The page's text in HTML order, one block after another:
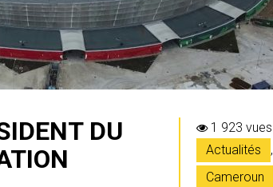
DU
1 923 vues
Actualités
,
Cameroun